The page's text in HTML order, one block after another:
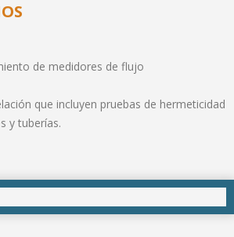
de medidores de flujo
que incluyen pruebas de hermeticidad
y tuberías.